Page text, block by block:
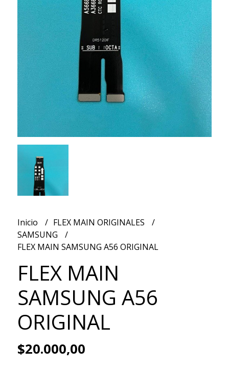
Inicio
FLEX MAIN ORIGINALES
SAMSUNG
FLEX MAIN SAMSUNG A56 ORIGINAL
FLEX MAIN
SAMSUNG A56
ORIGINAL
$20.000,00